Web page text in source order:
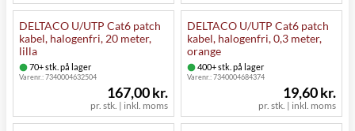
DELTACO U/UTP Cat6 patch
kabel, halogenfri, 20 meter,
lilla
70+ stk. på lager
Varenr.:7340004632504
pr. stk. | inkl. moms
167,00 kr.
DELTACO U/UTP Cat6 patch
kabel, halogenfri, 0,3 meter,
orange
400+ stk. på lager
Varenr.:7340004684374
pr. stk. | inkl. moms
19,60 kr.